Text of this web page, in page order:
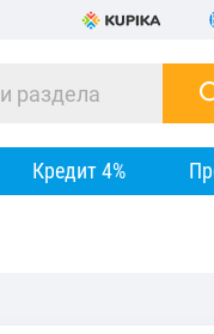
Кредит 4%